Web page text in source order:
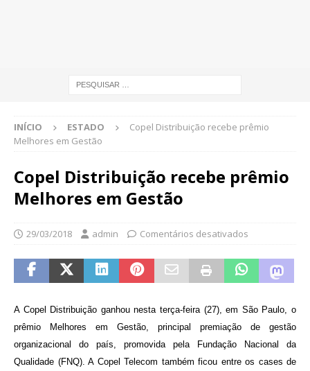
INÍCIO ESTADO
Copel Distribuição recebe prêmio
Melhores em Gestão
Copel Distribuição recebe prêmio
Melhores em Gestão
29/03/2018 admin Comentários desativados
A Copel Distribuição ganhou nesta terça-feira (27), em São Paulo, o
prêmio Melhores em Gestão, principal premiação de gestão
organizacional do país, promovida pela Fundação Nacional da
Qualidade (FNQ). A Copel Telecom também ficou entre os cases de